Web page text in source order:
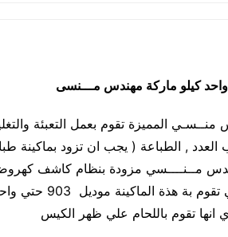
المهندس منــسـي المميزة تقوم بعمل التعبئة
, الطباعة ( يجب ان تزود بماكينة
كيلو ماركة المهندس مــنــــسي مزودة بنظام كاشف
السرعة المتغيرة ( ستيب ليس ) , كما ان
تقوم باللحام علي ظهر الكيس